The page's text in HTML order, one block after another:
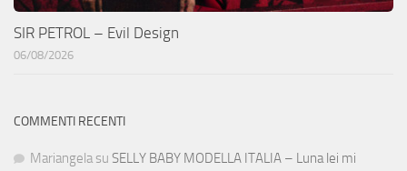
SIR PETROL – Evil Design
06/08/2026
COMMENTI RECENTI
Mariangela su SELLY BABY MODELLA ITALIA – Luna lei mi